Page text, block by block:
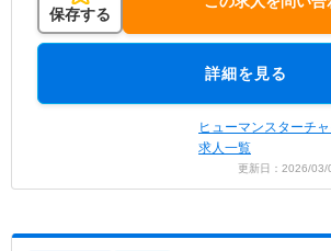
保存する
詳細を見る
ヒューマンスターチ
求人一覧
更新日：2026/